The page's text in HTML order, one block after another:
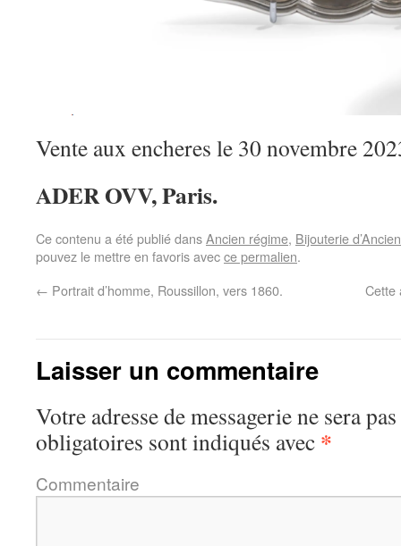
Vente aux encheres le 30 novembre
ADER OVV, Paris.
Ce contenu a été publié dansAncien régime, Bijouterie
pouvez le mettre en favoris avecce permalien.
← Portrait d’homme, Roussillon, vers 1860. Cette
Laisser un commentaire
Votre adresse de messagerie ne sera
obligatoires sont indiqués avec *
Commentaire